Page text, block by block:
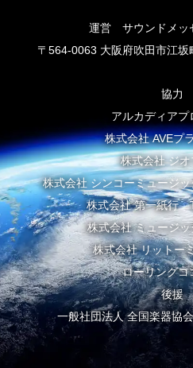
運営 サウンドメッ
〒564-0063 大阪府吹田市江
協力
アルカディア
株式会社 AVE
株式会社 ジ
株式会社 シンコーミュージ
株式会社 第一紙行
株式会社 ミュージ
株式会社 リットー
ローリングコ
後
一般社団法人 全国楽器